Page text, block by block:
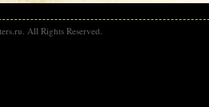
All Rights Reserved.